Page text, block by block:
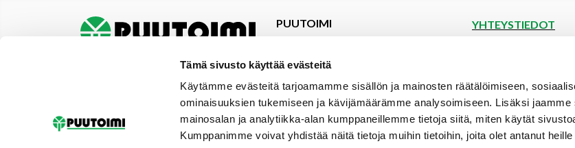
Tämä sivusto käyttää evästeitä
Käytämme evästeitä tarjoamamme sisällön ja mainosten räätälöimiseen,
ominaisuuksien tukemiseen ja kävijämäärämme analysoimiseen. Lisäksi jaamme
mainosalan ja analytiikka-alan kumppaneillemme tietoja siitä, miten käytät
Kumppanimme voivat yhdistää näitä tietoja muihin tietoihin, joita olet antanut
PUUTOIMI
Tarjoukset
Yhteystiedot
Materiaalipankki
Palvelut
Uutiset
YHTEYSTIEDOT
Elopellontie 2,
Puh (03) 3142 4300
myynti@puutoimi.fi
AVOINNA